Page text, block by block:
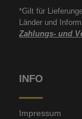
*Gilt für
Länder und
Zahlungs- und
INFO
Impressum